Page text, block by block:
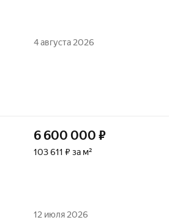
4 августа 2026
6 600 000 ₽
103 611 ₽ за м²
12 июля 2026